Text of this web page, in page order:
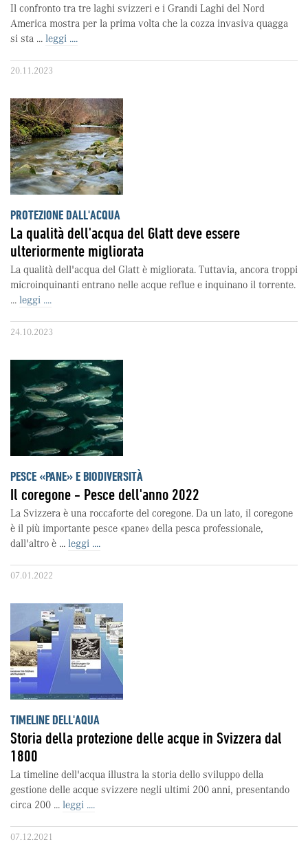
Il confronto tra tre laghi svizzeri e i Grandi Laghi del Nord
America mostra per la prima volta che la cozza invasiva quagga
si sta ... leggi ....
20.11.2023
PROTEZIONE DALL'ACQUA
La qualità dell'acqua del Glatt deve essere
ulteriormente migliorata
La qualità dell'acqua del Glatt è migliorata. Tuttavia, ancora troppi
microinquinanti entrano nelle acque reflue e inquinano il torrente.
... leggi ....
24.10.2023
PESCE «PANE» E BIODIVERSITÀ
Il coregone - Pesce dell'anno 2022
La Svizzera è una roccaforte del coregone. Da un lato, il coregone
è il più importante pesce «pane» della pesca professionale,
dall'altro è ... leggi ....
07.01.2022
TIMELINE DELL'AQUA
Storia della protezione delle acque in Svizzera dal
1800
La timeline dell'acqua illustra la storia dello sviluppo della
gestione delle acque svizzere negli ultimi 200 anni, presentando
circa 200 ... leggi ....
07.12.2021